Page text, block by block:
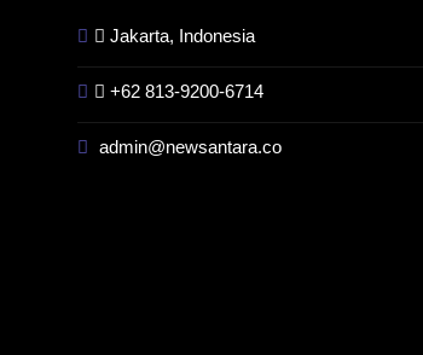
Jakarta, Indonesia
+62 813-9200-6714
admin@newsantara.co
BERITA BREAKING NEWS